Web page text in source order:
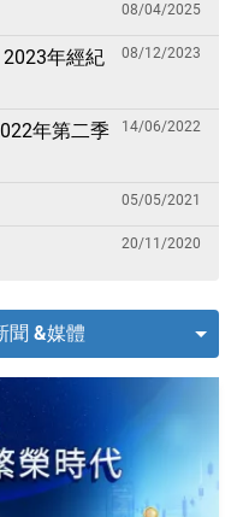
08/04/2025
年經紀
08/12/2023
年第二季
14/06/2022
05/05/2021
20/11/2020
聞 &媒體